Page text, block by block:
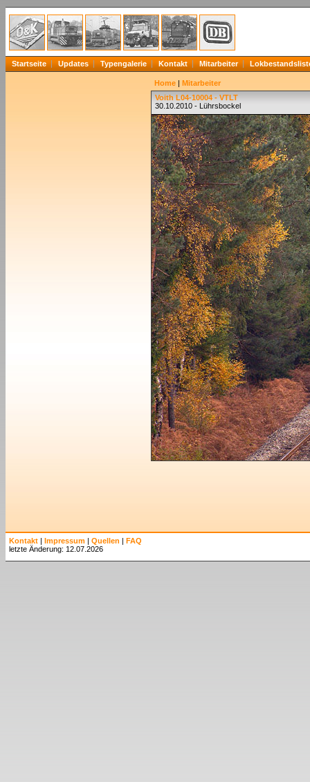
Startseite Updates Typengalerie Kontakt Mitarbeiter
Home | Mitarbeiter
Voith L04-10004 - VTLT
30.10.2010 - Lührsbockel
Kontakt | Impressum | Quellen | FAQ
letzte Änderung: 12.07.2026